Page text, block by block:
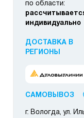
по области:
индивидуально
ДОСТАВКА В
РЕГИОНЫ
САМОВЫВОЗ
г. Вологда, ул.